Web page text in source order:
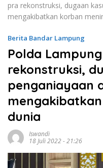
pra rekonstruksi, dugaan
mengakibatkan korban
Berita Bandar Lampung
Polda
rekonstruksi,
penganiayaan
dunia
Iswandi
18 Juli 2022 - 21:26